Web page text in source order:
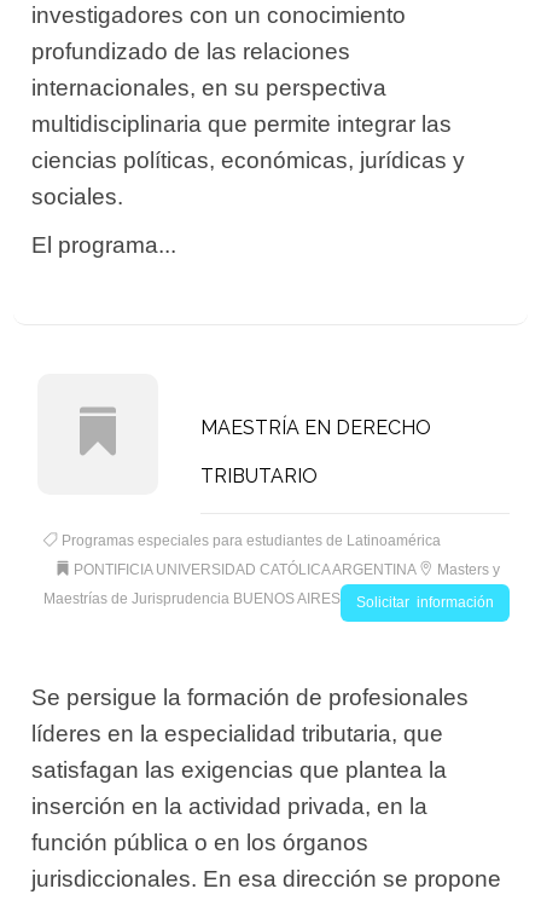
investigadores con un conocimiento
profundizado de las relaciones
internacionales, en su perspectiva
multidisciplinaria que permite integrar las
ciencias políticas, económicas, jurídicas y
sociales.
El programa...
MAESTRÍA EN DERECHO
TRIBUTARIO
Programas especiales para estudiantes de Latinoamérica
PONTIFICIA UNIVERSIDAD CATÓLICA ARGENTINA
Masters y
Maestrías de Jurisprudencia BUENOS AIRES
Solicitar información
Se persigue la formación de profesionales
líderes en la especialidad tributaria, que
satisfagan las exigencias que plantea la
inserción en la actividad privada, en la
función pública o en los órganos
jurisdiccionales. En esa dirección se propone